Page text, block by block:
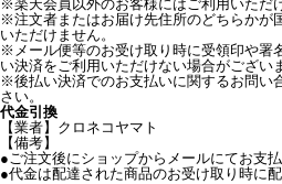
※楽天会員以外のお客様にはご利用いただ
※注文者またはお届け先住所のどちらかが
いただけません。
※メール便等のお受け取り時に受領印や署
い決済をご利用いただけない場合がござい
※後払い決済でのお支払いに関するお問い
さい。
代金引換
【業者】クロネコヤマト
【備考】
●ご注文後にショップからメールにてお支
●代金は配達された商品のお受け取り時に